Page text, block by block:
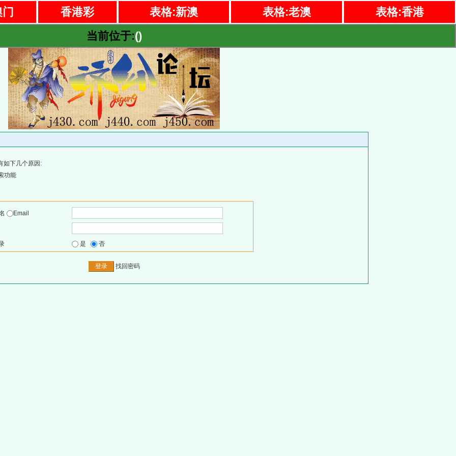
香港彩 表格:新澳 表格:老澳
表格:香港
当前位于:()
如下几个原因:
功能
Email
是 否
找回密码